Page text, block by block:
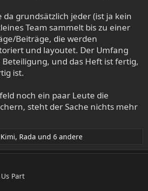
da grundsätzlich jeder (ist ja kein
Team sammelt bis zu einer
Beiträge, die werden
und layoutet. Der Umfang
und das Heft ist fertig,
ist.
noch ein paar Leute die
steht der Sache nichts mehr
Kimi, Rada und 6 andere
Part